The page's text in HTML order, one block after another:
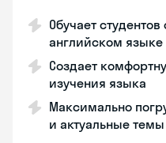
Обучает
английском языке
Создает
изучения языка
Максимально
и актуальные темы